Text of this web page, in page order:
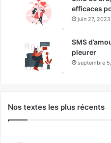
efficaces
juin 27, 2023
SMS
pleurer
septembre
Nos textes les plus récents